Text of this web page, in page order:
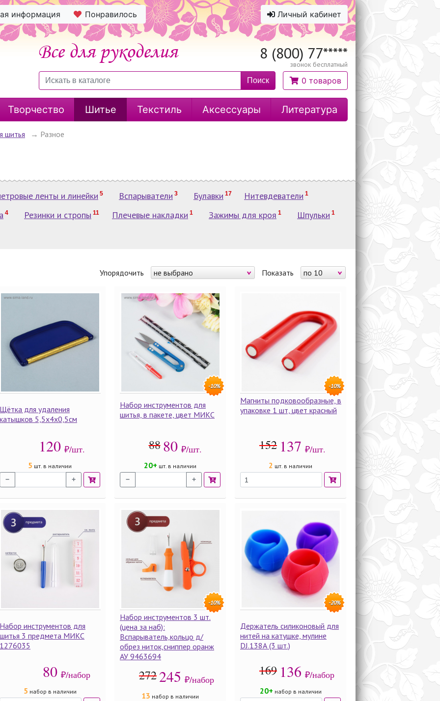
информация Понравилось Личный кабинет
8 (800) 77*****
звонок бесплатный
Поиск 0 товаров
Творчество Шитье Текстиль Аксессуары Литература
шитья → Разное
ленты и линейки 5 Вспарыватели 3 Булавки 17 Нитевдеватели 1
4 Резинки и стропы 11 Плечевые накладки 1 Зажимы для кроя 1 Шпульки 1
Упорядочить не выбрано Показать по 10
Щётка для удаления
катышков 5,5х4х0,5см
120 ₽/шт.
5 шт. в наличии
− +
-10%
Набор инструментов для
шитья, в пакете, цвет МИКС
88 80 ₽/шт.
20+ шт. в наличии
− +
-10%
Магниты подковообразные, в
упаковке 1 шт, цвет красный
152 137 ₽/шт.
2 шт. в наличии
Набор инструментов для
шитья 3 предмета МИКС
1276035
80 ₽/набор
5 набор в наличии
-10%
Набор инструментов 3 шт.
(цена за наб):
Вспарыватель,кольцо д/
обрез ниток,сниппер оранж
АУ 9463694
272245 ₽/набор
13 набор в наличии
-20%
Держатель силиконовый для
нитей на катушке, мулине
DJ.138А (3 шт.)
169 136 ₽/набор
20+ набор в наличии